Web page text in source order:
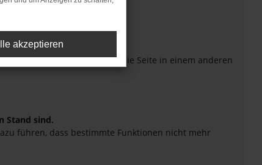
verhindern. Funktioniert die Seite in einem anderen
Stand sind.
führen, dass bestimmte Funktionen nicht mehr
akzeptieren